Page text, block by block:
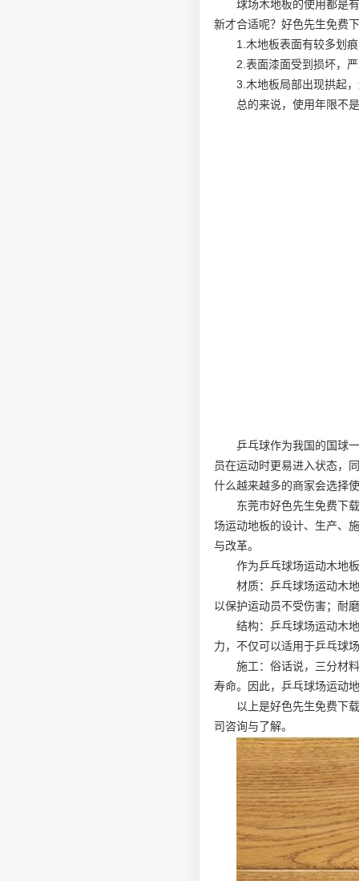
球场木地板的使用都是
新才合适呢？好色先生免费
1.木地板表面有较多划
2.表面漆面受到损坏，
3.木地板局部出现拱起
总的来说，使用年限不
乒乓球作为我国的国球
员在运动时更易进入状态，
什么越来越多的商家会选择
东莞市好色先生免费下
场运动地板的设计、生产、
与改革。
作为乒乓球场运动木地
材质：乒乓球场运动木
以保护运动员不受伤害；耐
结构：乒乓球场运动木
力，不仅可以适用于乒乓球
施工：俗话说，三分材
寿命。因此，乒乓球场运动
以上是好色先生免费下
司咨询与了解。